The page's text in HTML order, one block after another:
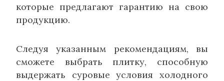
которые предлагают гарантию на свою
продукцию.
Следуя указанным рекомендациям, вы
сможете выбрать плитку, способную
выдержать суровые условия холодного